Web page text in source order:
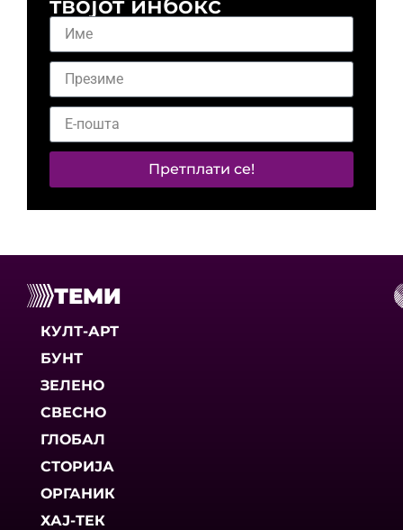
Претплати се!
ТЕМИ
КУЛТ-АРТ
БУНТ
ЗЕЛЕНО
СВЕСНО
ГЛОБАЛ
СТОРИЈА
ОРГАНИК
ХАЈ-ТЕК